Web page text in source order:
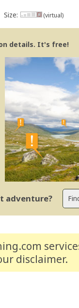
Size: (virtual)
details. It's free!
adventure?
disclaimer.